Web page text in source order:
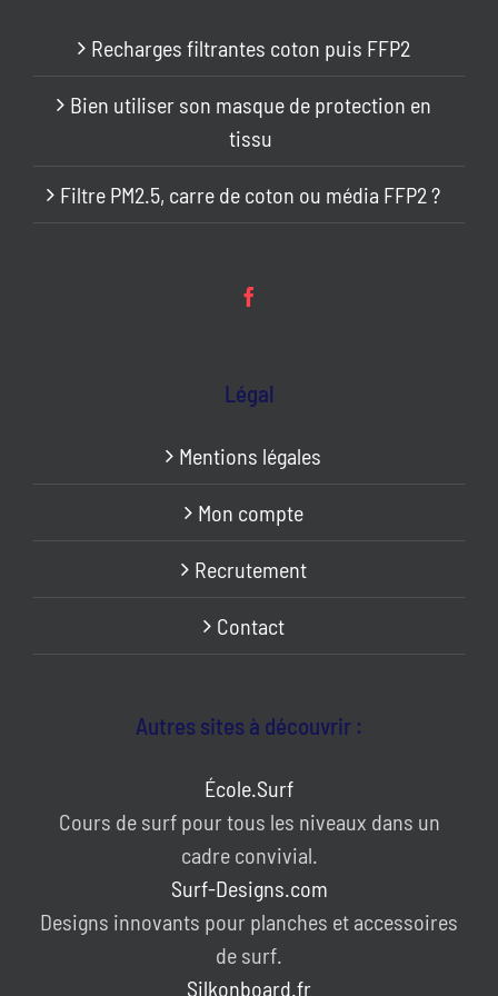
Recharges filtrantes coton puis FFP2
Bien utiliser son masque de protection en
tissu
Filtre PM2.5, carre de coton ou média FFP2 ?
Légal
Mentions légales
Mon compte
Recrutement
Contact
Autres sites à découvrir :
École.Surf
Cours de surf pour tous les niveaux dans un
cadre convivial.
Surf-Designs.com
Designs innovants pour planches et accessoires
de surf.
Silkonboard.fr